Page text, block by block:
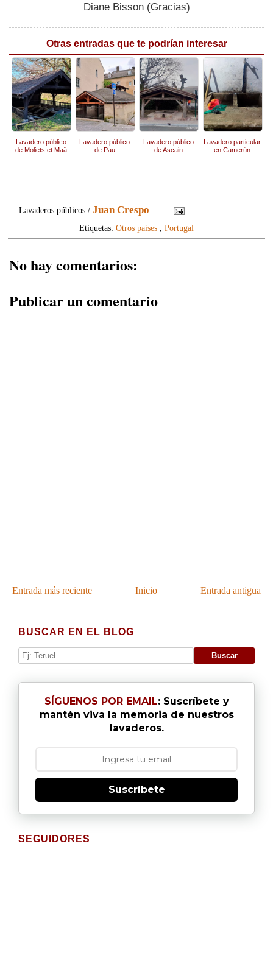
Diane Bisson (Gracias)
Otras entradas que te podrían interesar
Lavadero público
de Moliets et Maâ
Lavadero público
de Pau
Lavadero público
de Ascain
Lavadero particular
en Camerún
Lavaderos públicos /Juan Crespo
Etiquetas: Otros países , Portugal
No hay comentarios:
Publicar un comentario
Entrada más reciente Entrada antigua
Inicio
BUSCAR EN EL BLOG
SÍGUENOS POR EMAIL: Suscríbete y
mantén viva la memoria de nuestros
lavaderos.
Suscríbete
SEGUIDORES